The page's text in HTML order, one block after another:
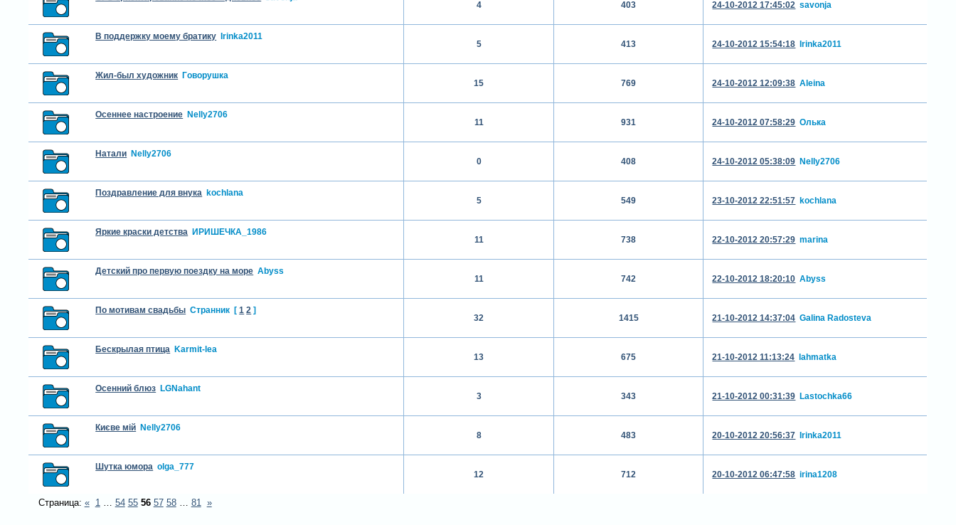
4 403 24-10-2012 17:45:02 savonja
В поддержку моему братику Irinka2011
5 413 24-10-2012 15:54:18 Irinka2011
Жил-был художник Гoворушка
15 769 24-10-2012 12:09:38 Aleina
Осеннее настроение Nelly2706
11 931 24-10-2012 07:58:29 Олька
Натали Nelly2706
0 408 24-10-2012 05:38:09 Nelly2706
Поздравление для внука kochlana
5 549 23-10-2012 22:51:57 kochlana
Яркие краски детства ИРИШЕЧКА_1986
11 738 22-10-2012 20:57:29 marina
Детский про первую поездку на море Abyss
11 742 22-10-2012 18:20:10 Abyss
По мотивам свадьбы Странник [ 1 2 ]
32 1415 21-10-2012 14:37:04 Galina Radosteva
Бескрылая птица Karmit-lea
13 675 21-10-2012 11:13:24 lahmatka
Осенний блюз LGNahant
3 343 21-10-2012 00:31:39 Lastochka66
Києве мій Nelly2706
8 483 20-10-2012 20:56:37 Irinka2011
Шутка юмора olga_777
12 712 20-10-2012 06:47:58 irina1208
Страница: « 1 … 54 55 56 57 58 … 81 »